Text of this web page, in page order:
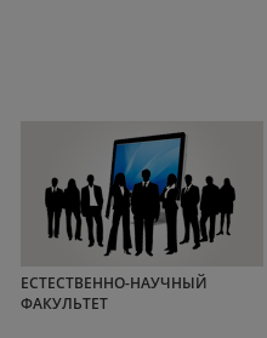
ЕСТЕСТВЕННО-НАУЧНЫЙ
ФАКУЛЬТЕТ